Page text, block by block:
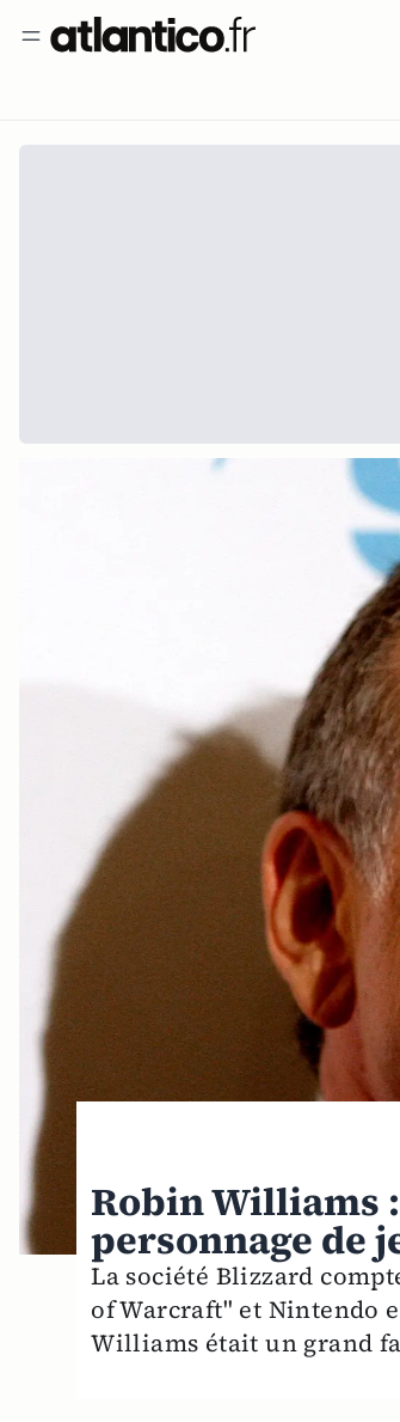
Robin Williams
personnage de
La société Blizzard
of Warcraft" et Nintendo
Williams était un grand